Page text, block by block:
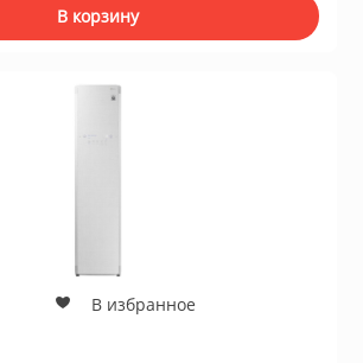
В корзину
В избранное